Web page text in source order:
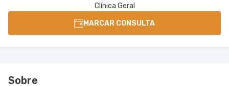
Clínica Geral
MARCAR CONSULTA
Sobre